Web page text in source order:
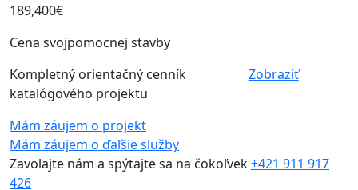
189,400€
Cena svojpomocnej stavby
Kompletný orientačný cenník
katalógového projektu
Zobraziť
Mám záujem o projekt
Mám záujem o ďaľšie služby
Zavolajte nám a spýtajte sa na čokoľvek+421 911 917
426